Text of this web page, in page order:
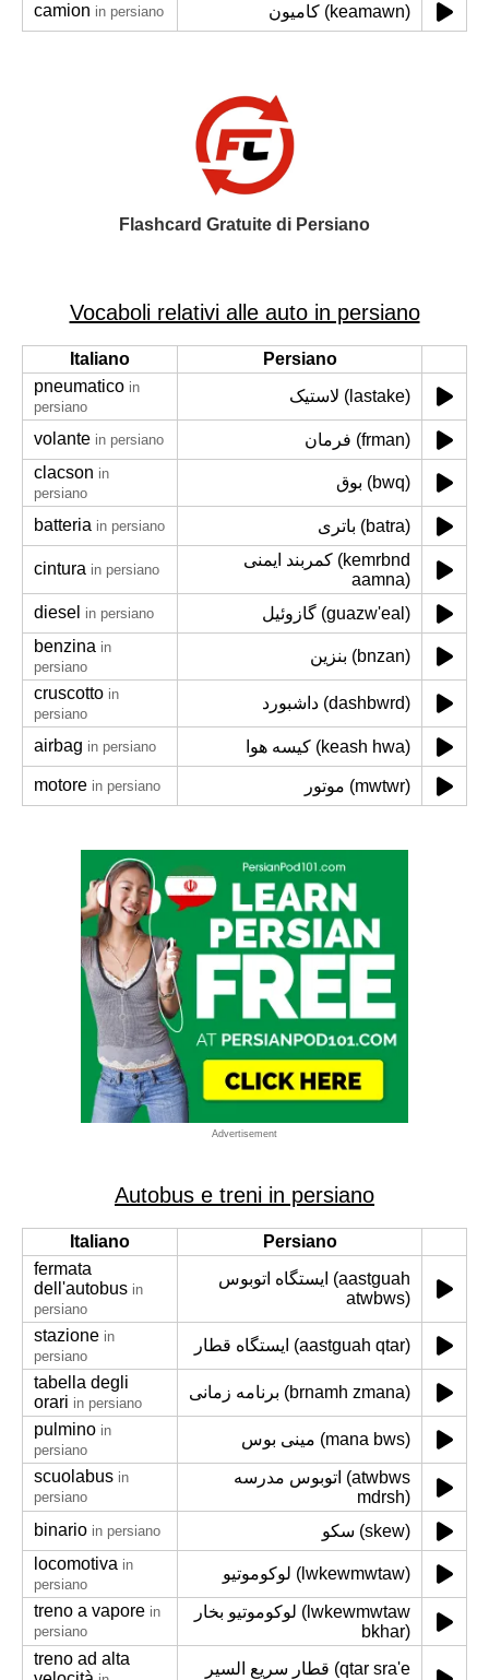
camion in persiano کامیون (keamawn)
Flashcard Gratuite di Persiano
Vocaboli relativi alle auto in persiano
Italiano
Persiano
pneumatico in
persiano
لاستیک (lastake)
volante in persiano
فرمان (frman)
clacson in
persiano
بوق (bwq)
batteria in persiano باتری (batra)
cintura in persiano
کمربند ایمنی (kemrbnd
aamna)
diesel in persiano
گازوئیل (guazw'eal)
benzina in
persiano
بنزین (bnzan)
cruscotto in
persiano
داشبورد (dashbwrd)
airbag in persiano کیسه هوا (keash hwa)
motore in persiano موتور (mwtwr)
Advertisement
Autobus e treni in persiano
Italiano
Persiano
fermata
dell'autobus in
persiano
ایستگاه اتوبوس (aastguah
atwbws)
stazione in
persiano
ایستگاه قطار (aastguah qtar)
tabella degli
orari in persiano
برنامه زمانی (brnamh zmana)
pulmino in
persiano
مینی بوس (mana bws)
scuolabus in
persiano
اتوبوس مدرسه (atwbws
mdrsh)
binario in persiano
سکو (skew)
locomotiva in
persiano
لوکوموتیو (lwkewmwtaw)
treno a vapore in
persiano
لوکوموتیو بخار (lwkewmwtaw
bkhar)
treno ad alta
قطار سریع السیر (qtar sra'e